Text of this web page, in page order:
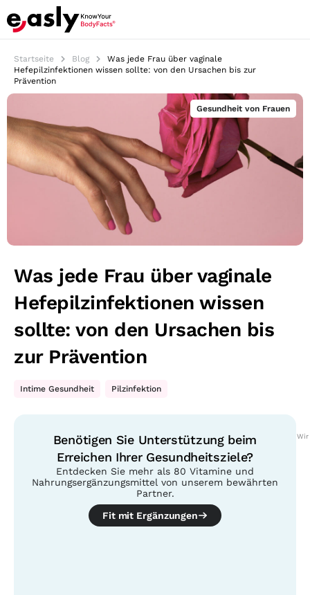
Startseite Blog
Was jede Frau über vaginale
Hefepilzinfektionen wissen sollte: von den Ursachen bis zur
Prävention
Gesundheit von Frauen
Was jede Frau über vaginale
Hefepilzinfektionen wissen
sollte: von den Ursachen bis
zur Prävention
Intime Gesundheit Pilzinfektion
Benötigen Sie Unterstützung beim
Erreichen Ihrer Gesundheitsziele?
Entdecken Sie mehr als 80 Vitamine und
Nahrungsergänzungsmittel von unserem bewährten
Partner.
Fit mit Ergänzungen
Wir